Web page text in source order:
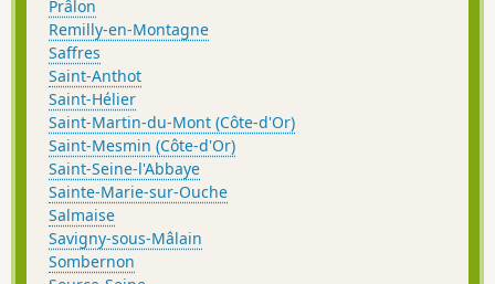
Prâlon
Remilly-en-Montagne
Saffres
Saint-Anthot
Saint-Hélier
Saint-Martin-du-Mont (Côte-d'Or)
Saint-Mesmin (Côte-d'Or)
Saint-Seine-l'Abbaye
Sainte-Marie-sur-Ouche
Salmaise
Savigny-sous-Mâlain
Sombernon